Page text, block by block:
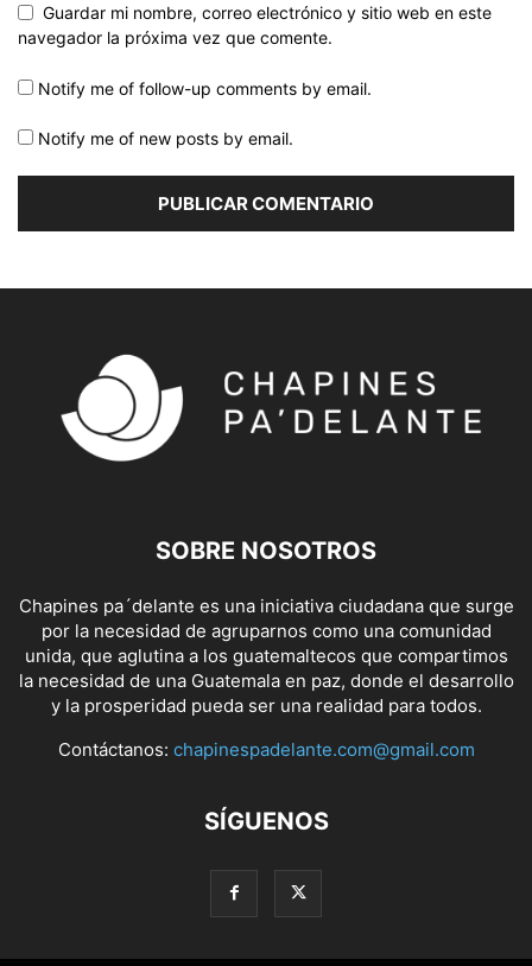
Guardar mi nombre, correo electrónico y sitio web en este
navegador la próxima vez que comente.
Notify me of follow-up comments by email.
Notify me of new posts by email.
SOBRE NOSOTROS
Chapines pa´delante es una iniciativa ciudadana que surge
por la necesidad de agruparnos como una comunidad
unida, que aglutina a los guatemaltecos que compartimos
la necesidad de una Guatemala en paz, donde el desarrollo
y la prosperidad pueda ser una realidad para todos.
Contáctanos: chapinespadelante.com@gmail.com
SÍGUENOS